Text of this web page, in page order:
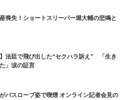
喪失！ショートスリーパー堀大輔の悲鳴と
】法廷で飛び出した“セクハラ訴え” 「生き
」涙の証言
バスローブ姿で喫煙 オンライン記者会見の